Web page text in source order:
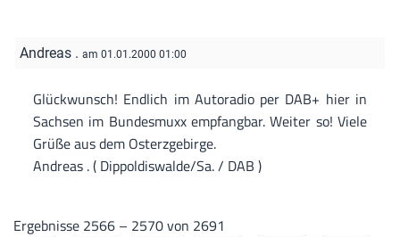
Andreas . am 01.01.2000 01:00
Glückwunsch! Endlich im Autoradio per DAB+ hier in
Sachsen im Bundesmuxx empfangbar. Weiter so! Viele
Grüße aus dem Osterzgebirge.
Andreas . ( Dippoldiswalde/Sa. / DAB )
Ergebnisse 2566 – 2570 von 2691